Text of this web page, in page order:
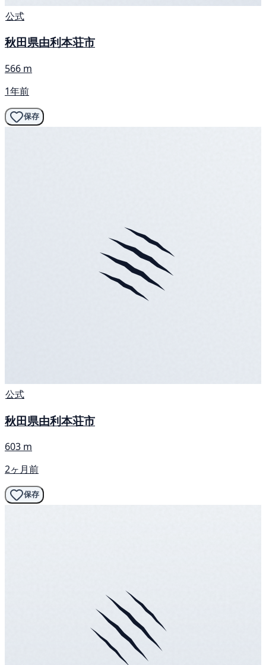
公式
秋田県由利本荘市
566 m
1年前
保存
公式
秋田県由利本荘市
603 m
2ヶ月前
保存